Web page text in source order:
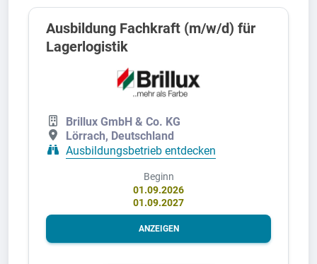
Ausbildung Fachkraft (m/w/d) für
Lagerlogistik
Brillux GmbH & Co. KG
Lörrach, Deutschland
Ausbildungsbetrieb entdecken
Beginn
01.09.2026
01.09.2027
ANZEIGEN